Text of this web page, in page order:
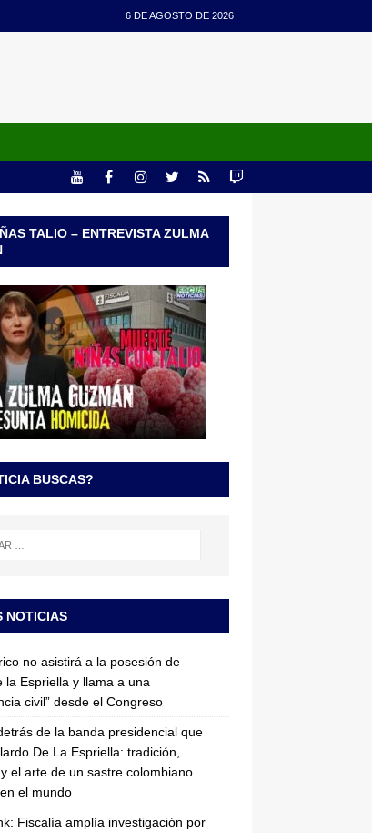
6 DE AGOSTO DE 2026
TALIO – ENTREVISTA ZULMA
BUSCAS?
NOTICIAS
no asistirá a la posesión de
la Espriella y llama a una
civil” desde el Congreso
de la banda presidencial que
De La Espriella: tradición,
el arte de un sastre colombiano
el mundo
Fiscalía amplía investigación por